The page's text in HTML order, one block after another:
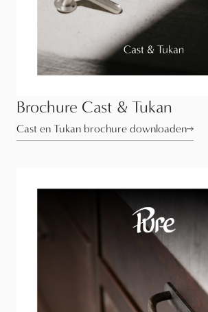
Brochure Cast & Tukan
Cast en Tukan brochure downloaden